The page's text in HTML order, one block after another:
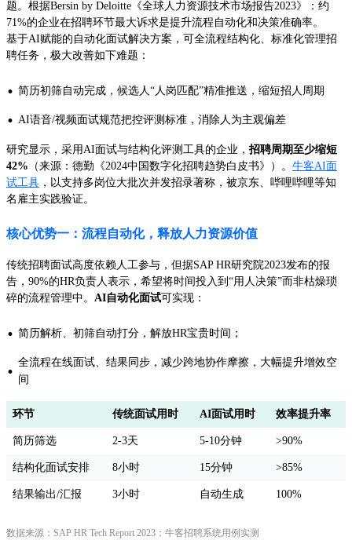
题。根据Bersin by Deloitte《全球人力资源技术市场报告2023》：约
71%的企业在招聘环节最大诉求是提升流程自动化和决策准确率。
基于AI赋能的自动化面试解决方案，可全流程结构化、标准化管理招
聘任务，极大改善如下难题：
· 简历初筛自动完成，候选人“人岗匹配”精准推送，缩短招人周期
· AI语音/视频面试规范把控评测标准，消除人为主观偏差
研究显示，采用AI面试与结构化评测工具的企业， 招聘周期至少缩短
42% （来源：德勤《2024中国数字化招聘趋势白皮书》）。 牛客AI面
试工具 ，以支持多岗位大批次并发招录著称，被京东、哔哩哔哩等知
名雇主实践验证。
核心优势一：流程自动化，释放人力资源价值
传统招聘面试高度依赖人工参与，但据SAP HR研究院2023发布的报
告，90%的HR负责人表示，希望将时间投入到“用人决策”而非枯燥琐
碎的流程管理中。 AI自动化面试可实现：
· 简历解析、初筛自动打分，解放HR宝贵时间；
· 全流程在线面试、结果同步，减少跨地协作摩擦，大幅提升增效空
间
环节 传统面试用时 AI面试用时 效率提升率
简历筛选 2-3天 5-10分钟 >90%
结构化面试安排 8小时 15分钟 >85%
结果输出/汇报 3小时 自动生成 100%
数据来源：SAP HR Tech Report 2023；牛客招聘系统用例实测